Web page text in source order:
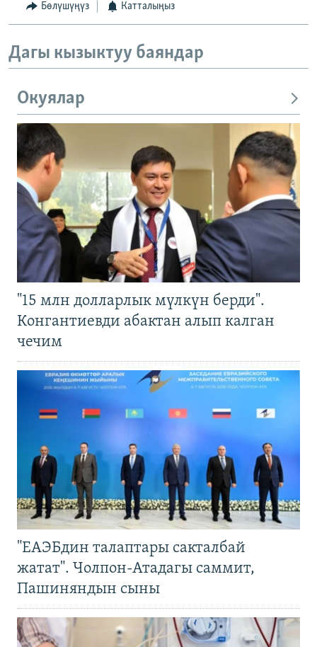
Бөлүшүңүз Катталыңыз
Дагы кызыктуу баяндар
Окуялар
"15 млн долларлык мүлкүн берди".
Конгантиевди абактан алып калган
чечим
"ЕАЭБдин талаптары сакталбай
жатат". Чолпон-Атадагы саммит,
Пашиняндын сыны